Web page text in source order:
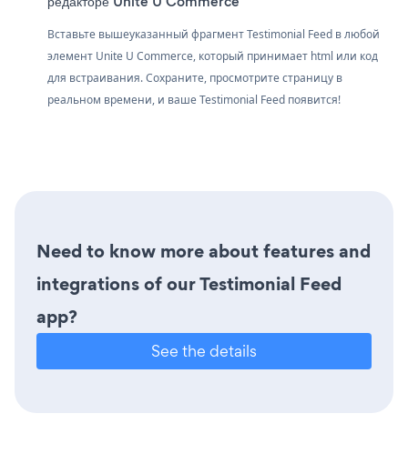
Вставьте вышеуказанный фрагмент Testimonial Feed в любой
элемент Unite U Commerce, который принимает html или код
для встраивания. Сохраните, просмотрите страницу в
реальном времени, и ваше Testimonial Feed появится!
Need to know more about features and
integrations of our Testimonial Feed
app?
See the details